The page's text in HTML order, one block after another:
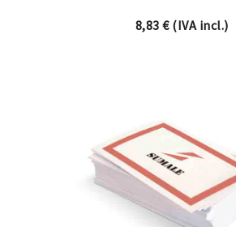
8,83 €(IVA incl.)